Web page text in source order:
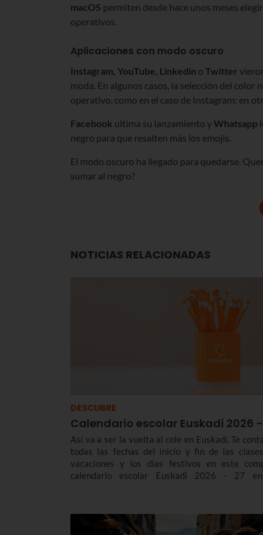
macOS permiten desde hace unos meses
operativos.
Aplicaciones con modo oscuro
Instagram, YouTube, Linkedin o Twitter
moda. En algunos casos, la selección del
operativo, como en el caso de Instagram; en
Facebook ultima su lanzamiento yWhatsapp
negro para que resalten más los emojis.
El modo oscuro ha llegado para quedarse.
sumar al negro?
NOTICIAS RELACIONADAS
DESCUBRE
Calendario escolar Euskadi 2026
Así va a ser la vuelta al cole en Euskadi. Te
todas las fechas del inicio y fin de las
vacaciones y los días festivos en este
calendario escolar Euskadi 2026 - 27
Bachillerato y FP.